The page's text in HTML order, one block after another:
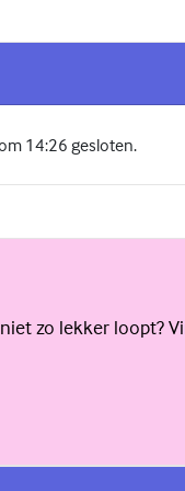
14:26 gesloten.
zo lekker loopt?